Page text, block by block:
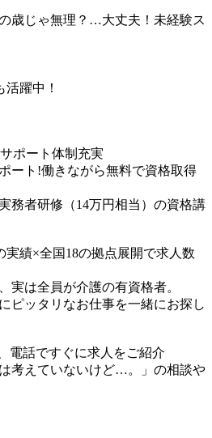
歳じゃ無理？…大丈夫！未経験ス
躍中！
ポート体制充実
ート!働きながら無料で資格取得
務者研修（14万円相当）の資格講
実績×全国18の拠点展開で求人数
実は全員が介護の有資格者。
ピッタリなお仕事を一緒にお探し
電話ですぐに求人をご紹介
考えていないけど…。」の相談や